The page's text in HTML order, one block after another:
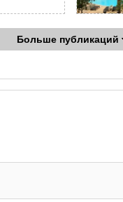
Больше публикаций